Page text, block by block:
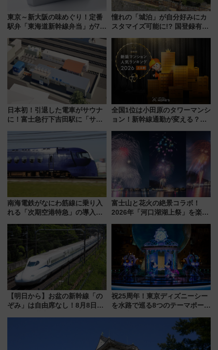
東京～新大阪の味めぐり！定番
駅弁「東海道新幹線弁当」が7月
憧れの「城泊」が自分好みにカ
スタマイズ可能に!? 国登録有形
にオーダーメイド型の宿泊プラ
ンが誕生！
日本初！引退した電車がサウナ
に！富士急行下吉田駅に「サ電
業 行き交う電車の音や振動を
感じながら「ととのう」新感覚
全国1位は小田原のタワーマンシ
ョン！新幹線通勤が変える？
【新築マンション人気ランキン
グ】
南海電鉄がなにわ筋線に乗り入
れる「次期空港特急」の導入を
日本初の鉄道デザイン
富士山と花火の絶景コラボ！
2026年「河口湖湖上祭」を楽し
【明日から】お盆の新幹線「の
ぞみ」は自由席なし！8月8日午
祝25周年！東京ディズニーシー
を水路で巡る8つのテーマポート